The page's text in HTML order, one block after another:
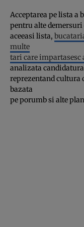
Acceptarea pe lista a
pentru alte demersuri
aceeasi lista,
multe
tari care impartasesc
analizata
reprezentand cultura
bazata
pe porumb si alte